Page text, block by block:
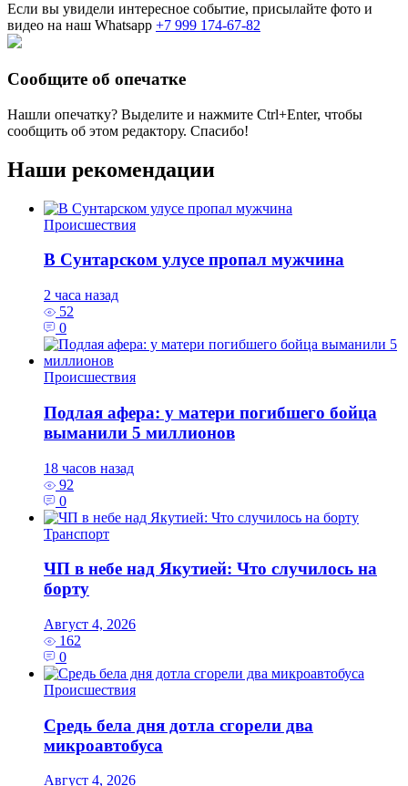
Если вы увидели интересное событие, присылайте фото и
видео на наш Whatsapp +7 999 174-67-82
Сообщите об опечатке
Нашли опечатку? Выделите и нажмите Ctrl+Enter, чтобы
сообщить об этом редактору. Спасибо!
Наши рекомендации
Происшествия
В Сунтарском улусе пропал мужчина
2 часа назад
52
0
Происшествия
Подлая афера: у матери погибшего бойца
выманили 5 миллионов
18 часов назад
92
0
Транспорт
ЧП в небе над Якутией: Что случилось на
борту
Август 4, 2026
162
0
Происшествия
Средь бела дня дотла сгорели два
микроавтобуса
Август 4, 2026